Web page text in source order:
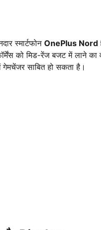
स्मार्टफोन OnePlus Nord
को मिड-रेंज बजट में लाने का
साबित हो सकता है।